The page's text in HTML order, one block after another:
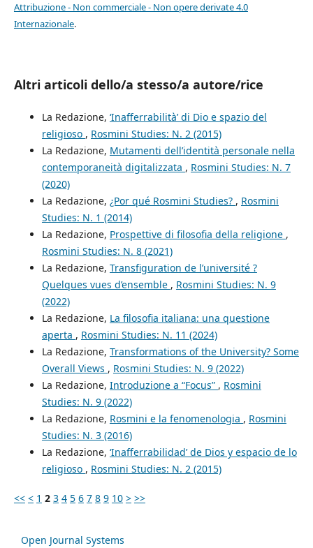
Attribuzione - Non commerciale - Non opere derivate 4.0
Internazionale.
Altri articoli dello/a stesso/a autore/rice
La Redazione, ‘Inafferrabilità’ di Dio e spazio del
religioso , Rosmini Studies: N. 2 (2015)
La Redazione, Mutamenti dell’identità personale nella
contemporaneità digitalizzata , Rosmini Studies: N. 7
(2020)
La Redazione, ¿Por qué Rosmini Studies? , Rosmini
Studies: N. 1 (2014)
La Redazione, Prospettive di filosofia della religione ,
Rosmini Studies: N. 8 (2021)
La Redazione, Transfiguration de l’université ?
Quelques vues d’ensemble , Rosmini Studies: N. 9
(2022)
La Redazione, La filosofia italiana: una questione
aperta , Rosmini Studies: N. 11 (2024)
La Redazione, Transformations of the University? Some
Overall Views , Rosmini Studies: N. 9 (2022)
La Redazione, Introduzione a “Focus” , Rosmini
Studies: N. 9 (2022)
La Redazione, Rosmini e la fenomenologia , Rosmini
Studies: N. 3 (2016)
La Redazione, ‘Inafferrabilidad’ de Dios y espacio de lo
religioso , Rosmini Studies: N. 2 (2015)
<< < 1 2 3 4 5 6 7 8 9 10 > >>
Open Journal Systems